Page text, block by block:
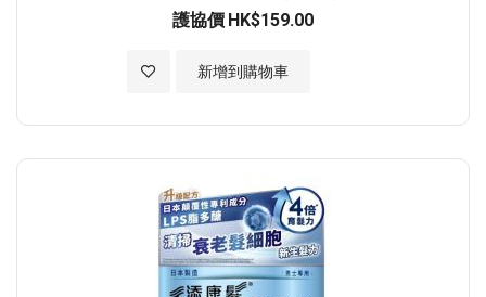
護協價 HK$159.00
新增到購物車
加入至願望清單